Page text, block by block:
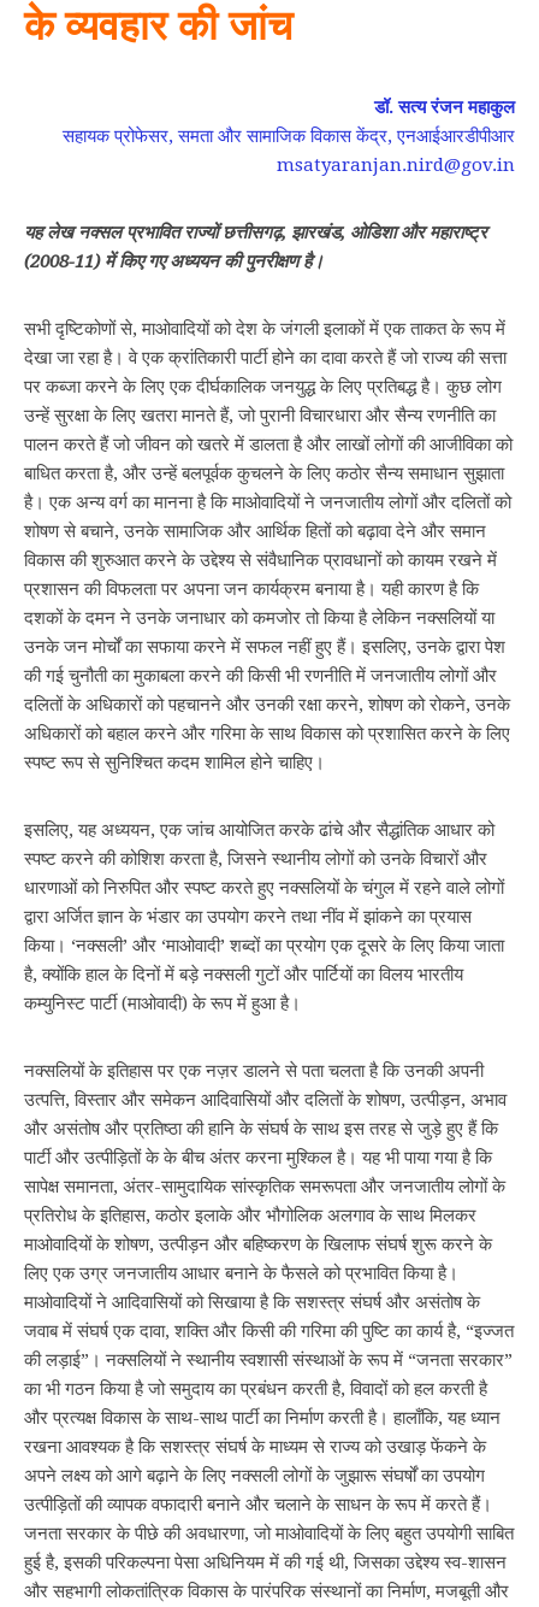
के व्यवहार की जांच
डॉ. सत्य रंजन महाकुल
सहायक प्रोफेसर, समता और सामाजिक विकास केंद्र, एनआईआरडीपीआर
msatyaranjan.nird@gov.in
यह लेख नक्सल प्रभावित राज्यों छत्तीसगढ़, झारखंड, ओडिशा और महाराष्ट्र
(2008-11) में किए गए अध्ययन की पुनरीक्षण है।
सभी दृष्टिकोणों से, माओवादियों को देश के जंगली इलाकों में एक ताकत के रूप में
देखा जा रहा है। वे एक क्रांतिकारी पार्टी होने का दावा करते हैं जो राज्य की सत्ता
पर कब्जा करने के लिए एक दीर्घकालिक जनयुद्ध के लिए प्रतिबद्ध है। कुछ लोग
उन्हें सुरक्षा के लिए खतरा मानते हैं, जो पुरानी विचारधारा और सैन्य रणनीति का
पालन करते हैं जो जीवन को खतरे में डालता है और लाखों लोगों की आजीविका को
बाधित करता है, और उन्हें बलपूर्वक कुचलने के लिए कठोर सैन्य समाधान सुझाता
है। एक अन्य वर्ग का मानना है कि माओवादियों ने जनजातीय लोगों और दलितों को
शोषण से बचाने, उनके सामाजिक और आर्थिक हितों को बढ़ावा देने और समान
विकास की शुरुआत करने के उद्देश्य से संवैधानिक प्रावधानों को कायम रखने में
प्रशासन की विफलता पर अपना जन कार्यक्रम बनाया है। यही कारण है कि
दशकों के दमन ने उनके जनाधार को कमजोर तो किया है लेकिन नक्सलियों या
उनके जन मोर्चों का सफाया करने में सफल नहीं हुए हैं। इसलिए, उनके द्वारा पेश
की गई चुनौती का मुकाबला करने की किसी भी रणनीति में जनजातीय लोगों और
दलितों के अधिकारों को पहचानने और उनकी रक्षा करने, शोषण को रोकने, उनके
अधिकारों को बहाल करने और गरिमा के साथ विकास को प्रशासित करने के लिए
स्पष्ट रूप से सुनिश्चित कदम शामिल होने चाहिए।
इसलिए, यह अध्ययन, एक जांच आयोजित करके ढांचे और सैद्धांतिक आधार को
स्पष्ट करने की कोशिश करता है, जिसने स्थानीय लोगों को उनके विचारों और
धारणाओं को निरुपित और स्पष्ट करते हुए नक्सलियों के चंगुल में रहने वाले लोगों
द्वारा अर्जित ज्ञान के भंडार का उपयोग करने तथा नींव में झांकने का प्रयास
किया। ‘नक्सली’ और ‘माओवादी’ शब्दों का प्रयोग एक दूसरे के लिए किया जाता
है, क्योंकि हाल के दिनों में बड़े नक्सली गुटों और पार्टियों का विलय भारतीय
कम्युनिस्ट पार्टी (माओवादी) के रूप में हुआ है।
नक्सलियों के इतिहास पर एक नज़र डालने से पता चलता है कि उनकी अपनी
उत्पत्ति, विस्तार और समेकन आदिवासियों और दलितों के शोषण, उत्पीड़न, अभाव
और असंतोष और प्रतिष्ठा की हानि के संघर्ष के साथ इस तरह से जुड़े हुए हैं कि
पार्टी और उत्पीड़ितों के के बीच अंतर करना मुश्किल है। यह भी पाया गया है कि
सापेक्ष समानता, अंतर-सामुदायिक सांस्कृतिक समरूपता और जनजातीय लोगों के
प्रतिरोध के इतिहास, कठोर इलाके और भौगोलिक अलगाव के साथ मिलकर
माओवादियों के शोषण, उत्पीड़न और बहिष्करण के खिलाफ संघर्ष शुरू करने के
लिए एक उग्र जनजातीय आधार बनाने के फैसले को प्रभावित किया है।
माओवादियों ने आदिवासियों को सिखाया है कि सशस्त्र संघर्ष और असंतोष के
जवाब में संघर्ष एक दावा, शक्ति और किसी की गरिमा की पुष्टि का कार्य है, “इज्जत
की लड़ाई”। नक्सलियों ने स्थानीय स्वशासी संस्थाओं के रूप में “जनता सरकार”
का भी गठन किया है जो समुदाय का प्रबंधन करती है, विवादों को हल करती है
और प्रत्यक्ष विकास के साथ-साथ पार्टी का निर्माण करती है। हालाँकि, यह ध्यान
रखना आवश्यक है कि सशस्त्र संघर्ष के माध्यम से राज्य को उखाड़ फेंकने के
अपने लक्ष्य को आगे बढ़ाने के लिए नक्सली लोगों के जुझारू संघर्षों का उपयोग
उत्पीड़ितों की व्यापक वफादारी बनाने और चलाने के साधन के रूप में करते हैं।
जनता सरकार के पीछे की अवधारणा, जो माओवादियों के लिए बहुत उपयोगी साबित
हुई है, इसकी परिकल्पना पेसा अधिनियम में की गई थी, जिसका उद्देश्य स्व-शासन
और सहभागी लोकतांत्रिक विकास के पारंपरिक संस्थानों का निर्माण, मजबूती और